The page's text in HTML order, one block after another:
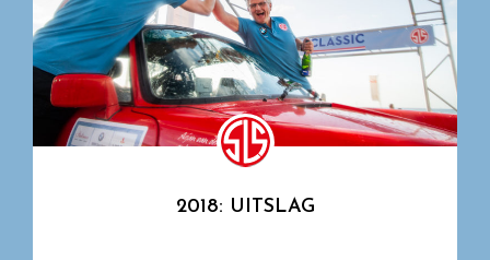
2018: UITSLAG